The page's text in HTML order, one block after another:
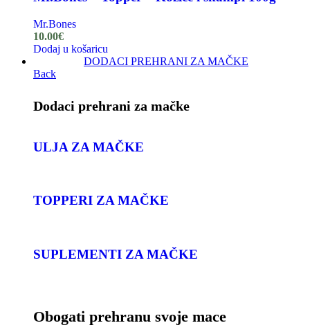
Mr.Bones
10.00€
Dodaj u košaricu
DODACI PREHRANI ZA MAČKE
Back
Dodaci prehrani za mačke
ULJA ZA MAČKE
TOPPERI ZA MAČKE
SUPLEMENTI ZA MAČKE
Obogati prehranu svoje mace